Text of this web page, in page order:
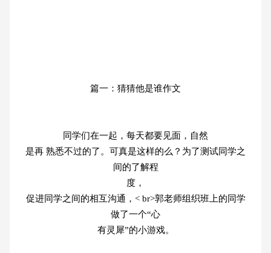
篇一：猜猜他是谁作文
同学们在一起，每天都要见面，自然
是再 熟悉不过的了。可真是这样的么？为了测试同学之
间的了解程
度，
促进同学之间的相互沟通，< br>郭老师组织班上的同学
做了一个“心
有灵犀”的小游戏。